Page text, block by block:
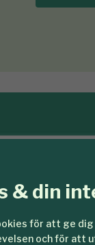
& din
för att ge
och för att